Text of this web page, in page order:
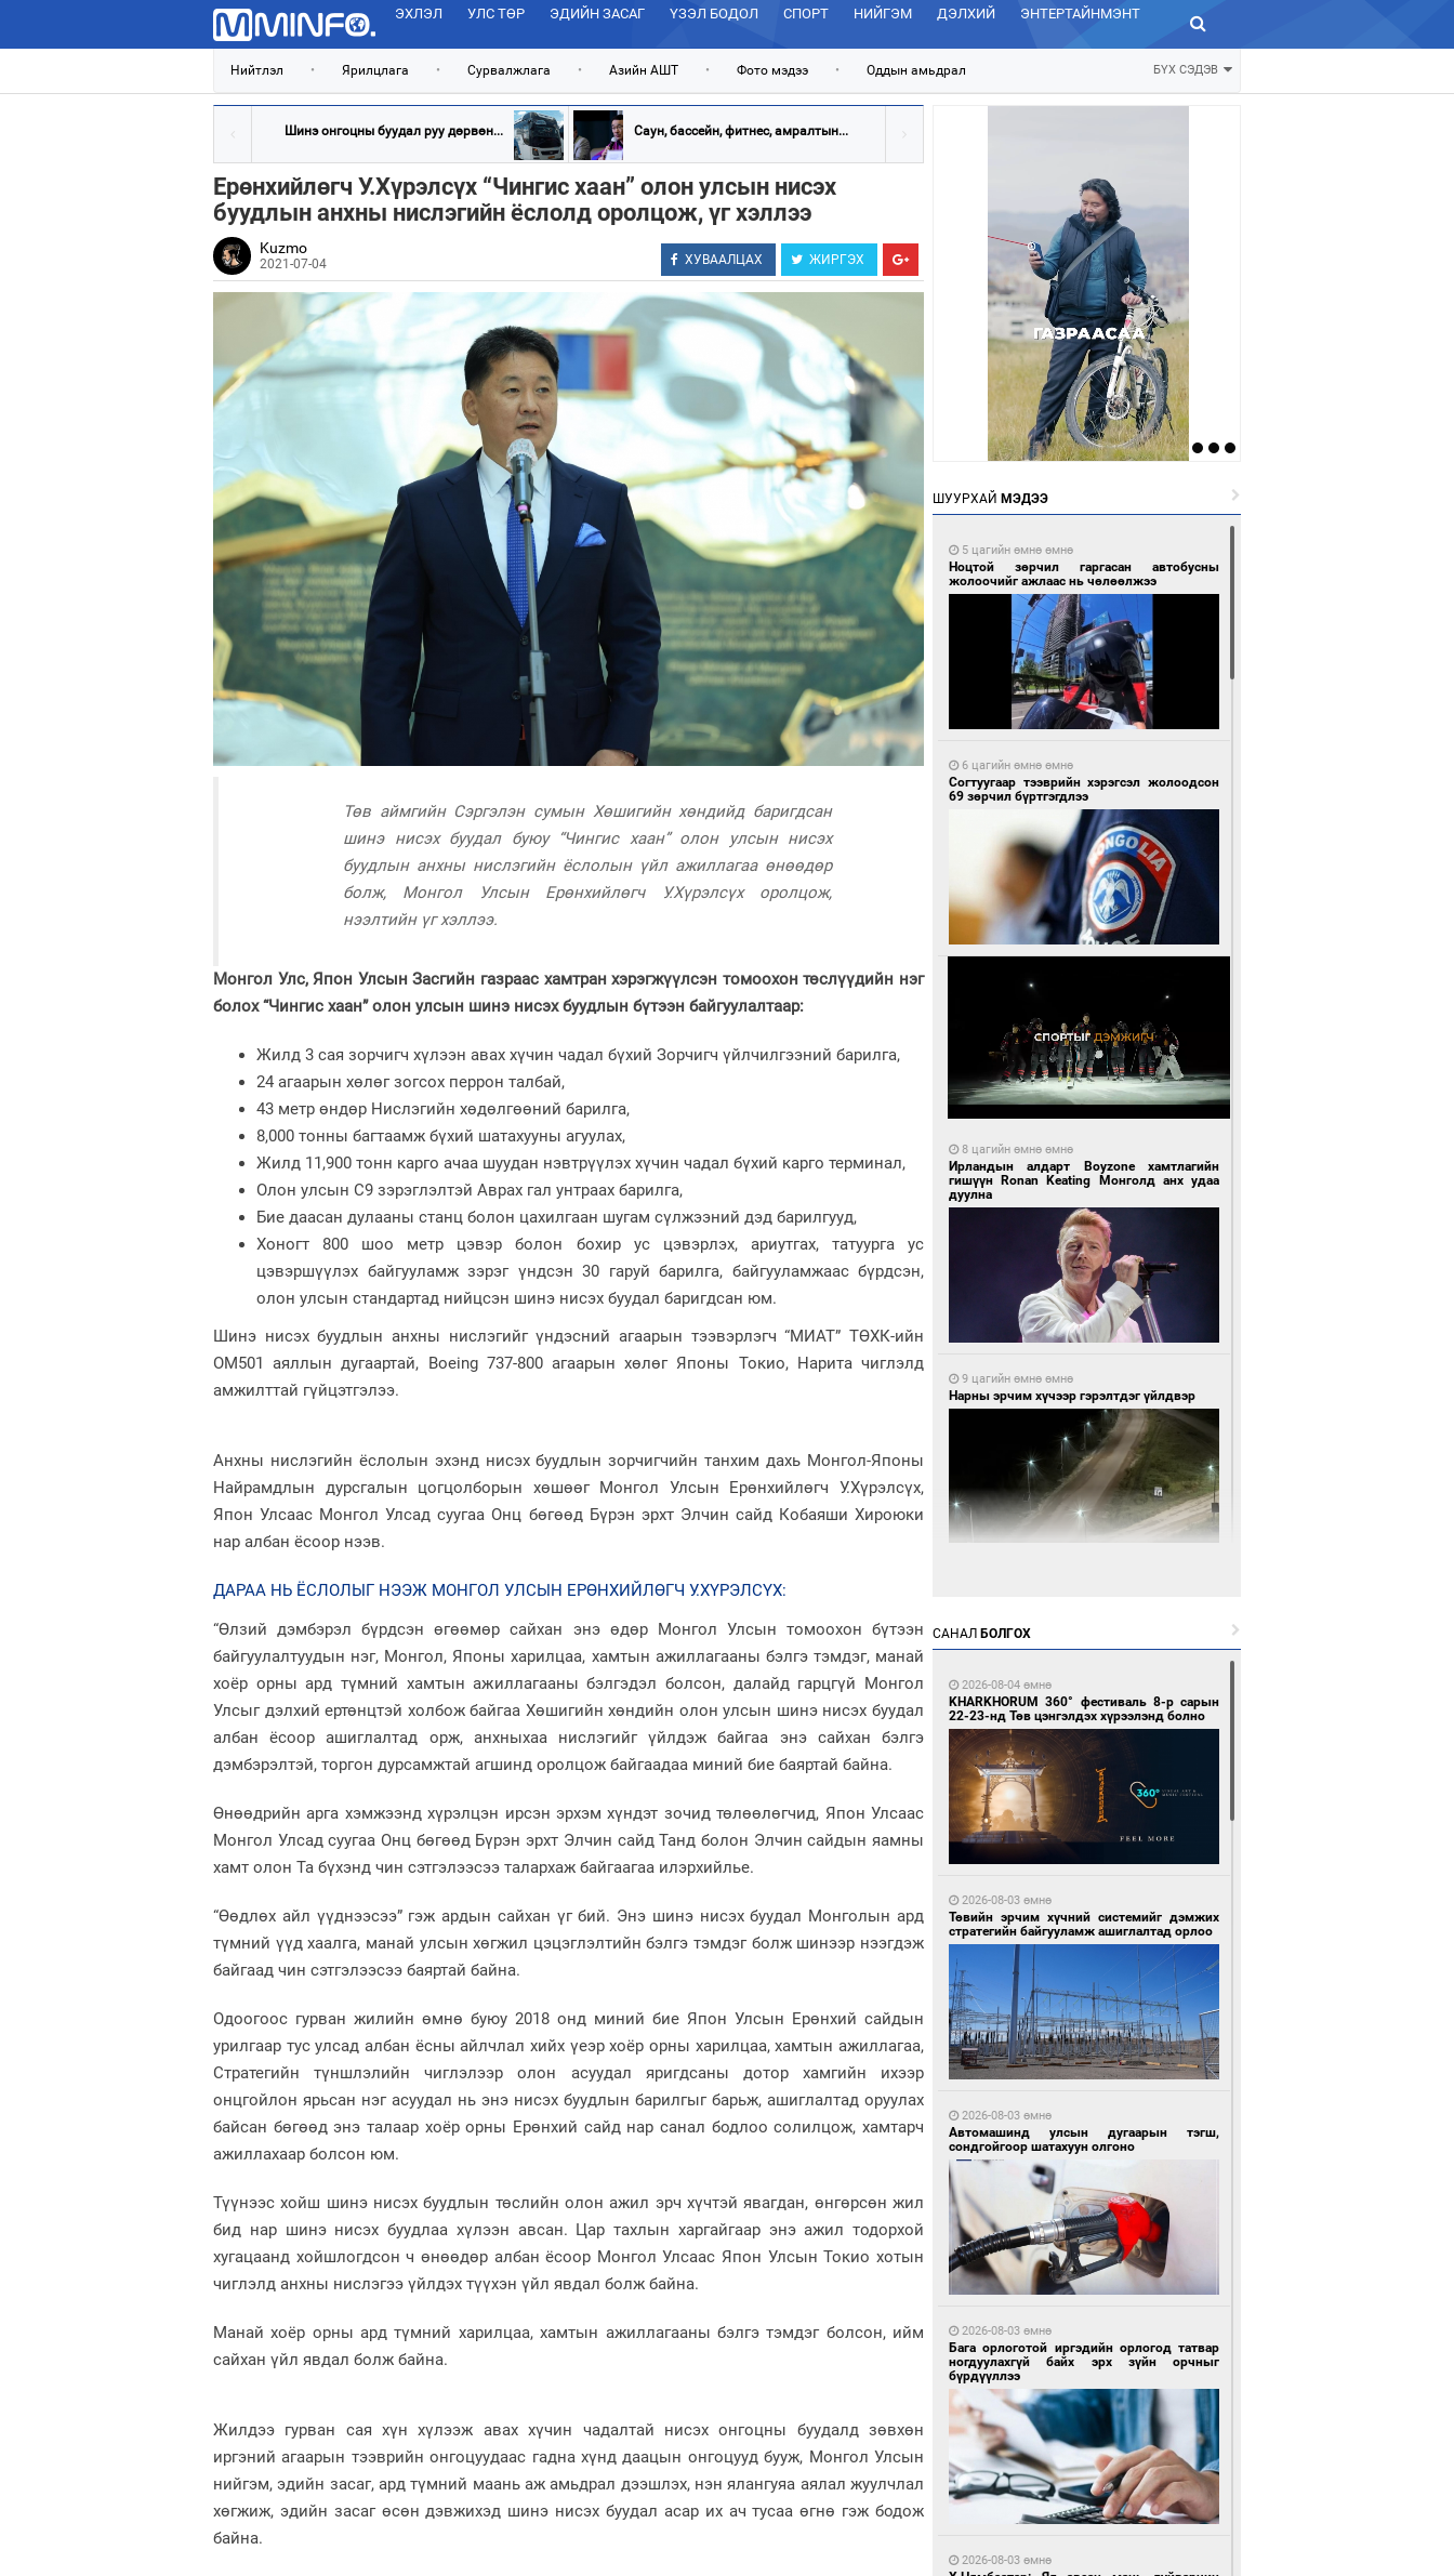
ЭХЛЭЛ УЛС ТӨР ЭДИЙН ЗАСАГ ҮЗЭЛ БОДОЛ СПОРТ НИЙГЭМ ДЭЛХИЙ ЭНТЕРТАЙНМЭНТ ЗУРХАЙ
Нийтлэл • Ярилцлага • Сурвалжлага • Азийн АШТ • Фото мэдээ • Оддын амьдрал БҮХ СЭДЭВ
Шинэ онгоцны буудал руу дөрвөн... Саун, бассейн, фитнес, амралтын...
Ерөнхийлөгч У.Хүрэлсүх “Чингис хаан” олон улсын нисэх
буудлын анхны нислэгийн ёслолд оролцож, үг хэллээ
Kuzmo
2021-07-04 ХУВААЛЦАХ ЖИРГЭХ
Төв аймгийн Сэргэлэн сумын Хөшигийн хөндийд баригдсан
шинэ нисэх буудал буюу “Чингис хаан” олон улсын нисэх
буудлын анхны нислэгийн ёслолын үйл ажиллагаа өнөөдөр
болж, Монгол Улсын Ерөнхийлөгч У.Хүрэлсүх оролцож,
нээлтийн үг хэллээ.
Монгол Улс, Япон Улсын Засгийн газраас хамтран хэрэгжүүлсэн томоохон төслүүдийн нэг
болох “Чингис хаан” олон улсын шинэ нисэх буудлын бүтээн байгуулалтаар:
Жилд 3 сая зорчигч хүлээн авах хүчин чадал бүхий Зорчигч үйлчилгээний барилга,
24 агаарын хөлөг зогсох перрон талбай,
43 метр өндөр Нислэгийн хөдөлгөөний барилга,
8,000 тонны багтаамж бүхий шатахууны агуулах,
Жилд 11,900 тонн карго ачаа шуудан нэвтрүүлэх хүчин чадал бүхий карго терминал,
Олон улсын C9 зэрэглэлтэй Аврах гал унтраах барилга,
Бие даасан дулааны станц болон цахилгаан шугам сүлжээний дэд барилгууд,
Хоногт 800 шоо метр цэвэр болон бохир ус цэвэрлэх, ариутгах, татуурга ус
цэвэршүүлэх байгууламж зэрэг үндсэн 30 гаруй барилга, байгууламжаас бүрдсэн,
олон улсын стандартад нийцсэн шинэ нисэх буудал баригдсан юм.
Шинэ нисэх буудлын анхны нислэгийг үндэсний агаарын тээвэрлэгч “МИАТ” ТӨХК-ийн
OM501 аяллын дугаартай, Boeing 737-800 агаарын хөлөг Японы Токио, Нарита чиглэлд
амжилттай гүйцэтгэлээ.
Анхны нислэгийн ёслолын эхэнд нисэх буудлын зорчигчийн танхим дахь Монгол-Японы
Найрамдлын дурсгалын цогцолборын хөшөөг Монгол Улсын Ерөнхийлөгч У.Хүрэлсүх,
Япон Улсаас Монгол Улсад суугаа Онц бөгөөд Бүрэн эрхт Элчин сайд Кобаяши Хироюки
нар албан ёсоор нээв.
ДАРАА НЬ ЁСЛОЛЫГ НЭЭЖ МОНГОЛ УЛСЫН ЕРӨНХИЙЛӨГЧ У.ХҮРЭЛСҮХ:
“Өлзий дэмбэрэл бүрдсэн өгөөмөр сайхан энэ өдөр Монгол Улсын томоохон бүтээн
байгуулалтуудын нэг, Монгол, Японы харилцаа, хамтын ажиллагааны бэлгэ тэмдэг, манай
хоёр орны ард түмний хамтын ажиллагааны бэлгэдэл болсон, далайд гарцгүй Монгол
Улсыг дэлхий ертөнцтэй холбож байгаа Хөшигийн хөндийн олон улсын шинэ нисэх буудал
албан ёсоор ашиглалтад орж, анхныхаа нислэгийг үйлдэж байгаа энэ сайхан бэлгэ
дэмбэрэлтэй, торгон дурсамжтай агшинд оролцож байгаадаа миний бие баяртай байна.
Өнөөдрийн арга хэмжээнд хүрэлцэн ирсэн эрхэм хүндэт зочид төлөөлөгчид, Япон Улсаас
Монгол Улсад суугаа Онц бөгөөд Бүрэн эрхт Элчин сайд Танд болон Элчин сайдын яамны
хамт олон Та бүхэнд чин сэтгэлээсээ талархаж байгаагаа илэрхийлье.
“Өөдлөх айл үүднээсээ” гэж ардын сайхан үг бий. Энэ шинэ нисэх буудал Монголын ард
түмний үүд хаалга, манай улсын хөгжил цэцэглэлтийн бэлгэ тэмдэг болж шинээр нээгдэж
байгаад чин сэтгэлээсээ баяртай байна.
Одоогоос гурван жилийн өмнө буюу 2018 онд миний бие Япон Улсын Ерөнхий сайдын
урилгаар тус улсад албан ёсны айлчлал хийх үеэр хоёр орны харилцаа, хамтын ажиллагаа,
Стратегийн түншлэлийн чиглэлээр олон асуудал яригдсаны дотор хамгийн ихээр
онцгойлон ярьсан нэг асуудал нь энэ нисэх буудлын барилгыг барьж, ашиглалтад оруулах
байсан бөгөөд энэ талаар хоёр орны Ерөнхий сайд нар санал бодлоо солилцож, хамтарч
ажиллахаар болсон юм.
Түүнээс хойш шинэ нисэх буудлын төслийн олон ажил эрч хүчтэй явагдан, өнгөрсөн жил
бид нар шинэ нисэх буудлаа хүлээн авсан. Цар тахлын харгайгаар энэ ажил тодорхой
хугацаанд хойшлогдсон ч өнөөдөр албан ёсоор Монгол Улсаас Япон Улсын Токио хотын
чиглэлд анхны нислэгээ үйлдэх түүхэн үйл явдал болж байна.
Манай хоёр орны ард түмний харилцаа, хамтын ажиллагааны бэлгэ тэмдэг болсон, ийм
сайхан үйл явдал болж байна.
Жилдээ гурван сая хүн хүлээж авах хүчин чадалтай нисэх онгоцны буудалд зөвхөн
иргэний агаарын тээврийн онгоцуудаас гадна хүнд даацын онгоцууд бууж, Монгол Улсын
нийгэм, эдийн засаг, ард түмний маань аж амьдрал дээшлэх, нэн ялангуяа аялал жуулчлал
хөгжиж, эдийн засаг өсөн дэвжихэд шинэ нисэх буудал асар их ач тусаа өгнө гэж бодож
байна.
ШУУРХАЙ МЭДЭЭ
5 цагийн өмнө өмнө
Ноцтой зөрчил гаргасан автобусны
жолоочийг ажлаас нь чөлөөлжээ
6 цагийн өмнө өмнө
Согтуугаар тээврийн хэрэгсэл жолоодсон
69 зөрчил бүртгэгдлээ
8 цагийн өмнө өмнө
Ирландын алдарт Boyzone хамтлагийн
гишүүн Ronan Keating Монголд анх удаа
дуулна
9 цагийн өмнө өмнө
Нарны эрчим хүчээр гэрэлтдэг үйлдвэр
9 цагийн өмнө өмнө
Өнөөдөр сондгой тоогоор төгссөн улсын
дугаартай автомашинтай иргэдэд шатахуун
олгоно
9 цагийн өмнө өмнө
УИХ-ын дарга С.Бямбацогт Сутай хайрхны
тэнгэрийг тахих тахилгад оролцлоо
9 цагийн өмнө өмнө
Зургаан цагаан мэнгэтэй харагчин үхэр
өдөр
9 цагийн өмнө өмнө
Бороо орохгүй, өдөртөө 28-30 хэм дулаан
байна
САНАЛ БОЛГОХ
2026-08-04 өмнө
KHARKHORUM 360° фестиваль 8-р сарын
22-23-нд Төв цэнгэлдэх хүрээлэнд болно
2026-08-03 өмнө
Төвийн эрчим хүчний системийг дэмжих
стратегийн байгууламж ашиглалтад орлоо
2026-08-03 өмнө
Автомашинд улсын дугаарын тэгш,
сондгойгоор шатахуун олгоно
2026-08-03 өмнө
Бага орлоготой иргэдийн орлогод татвар
ногдуулахгүй байх эрх зүйн орчныг
бүрдүүллээ
2026-08-03 өмнө